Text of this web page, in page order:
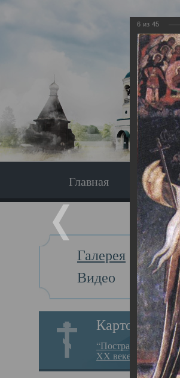
Главная
Галерея
Видео
Картотека
“Пострадавшие за
XX веке на Севере”
6 из 45